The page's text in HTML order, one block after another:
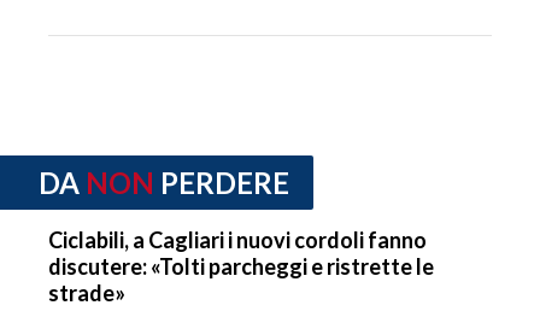
DA NON PERDERE
Ciclabili, a Cagliari i nuovi cordoli fanno
discutere: «Tolti parcheggi e ristrette le
strade»